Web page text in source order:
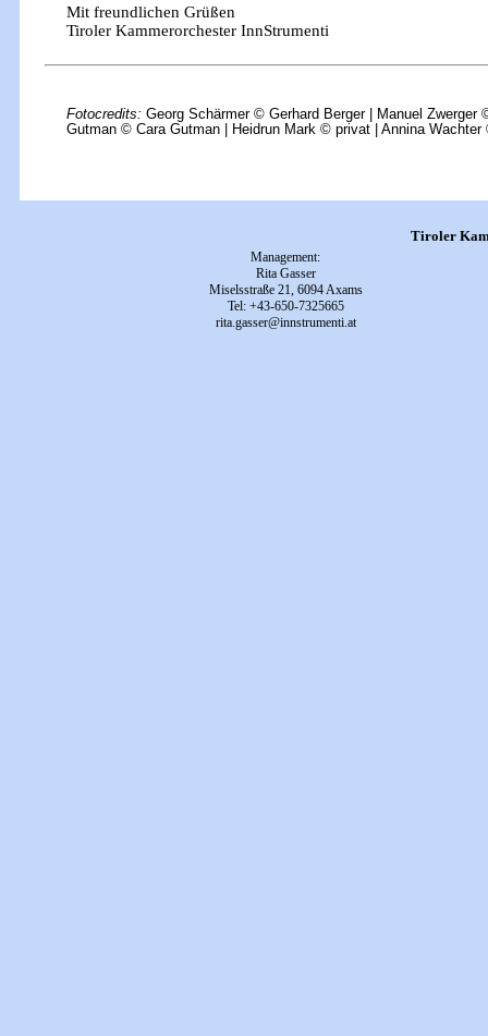
Mit freundlichen Grüßen
Tiroler Kammerorchester InnStrumenti
Fotocredits: Georg Schärmer © Gerhard Berger | Manuel
Gutman © Cara Gutman | Heidrun Mark © privat | Annina
Tiroler
Management:
Rita Gasser
Miselsstraße 21, 6094 Axams
Tel: +43-650-7325665
rita.gasser@innstrumenti.at